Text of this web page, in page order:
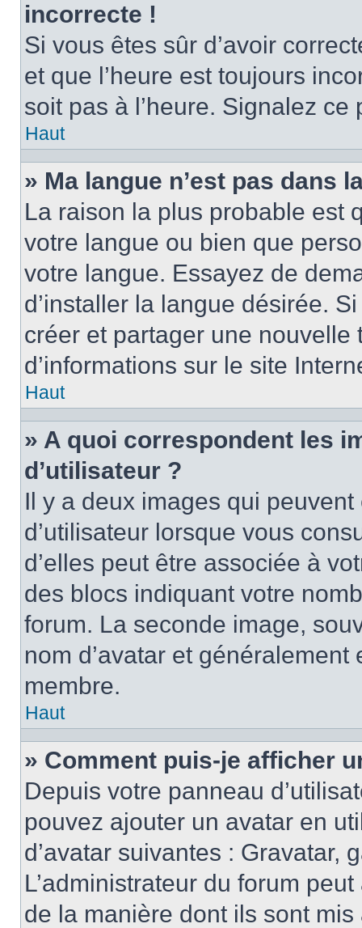
incorrecte !
Si vous êtes sûr d’avoir
et que l’heure est toujours
soit pas à l’heure. Signalez
Haut
» Ma langue n’est pas dans
La raison la plus probable est
votre langue ou bien que
votre langue. Essayez de
d’installer la langue désirée.
créer et partager une
d’informations sur le site
Haut
» A quoi correspondent les
d’utilisateur ?
Il y a deux images qui
d’utilisateur lorsque vous
d’elles peut être associée à
des blocs indiquant votre
forum. La seconde image,
nom d’avatar et
membre.
Haut
» Comment puis-je afficher
Depuis votre panneau
pouvez ajouter un avatar en
d’avatar suivantes : Gravatar,
L’administrateur du forum
de la manière dont ils sont